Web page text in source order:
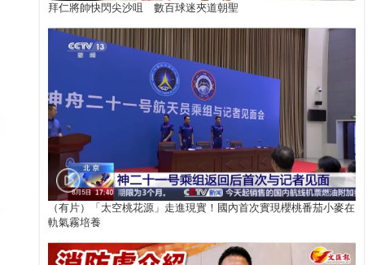
拜仁將帥快閃尖沙咀 數百球迷夾道朝聖
（有片）「太空桃花源」走進現實！國內首次實現櫻桃番茄小麥在
軌氣霧培養